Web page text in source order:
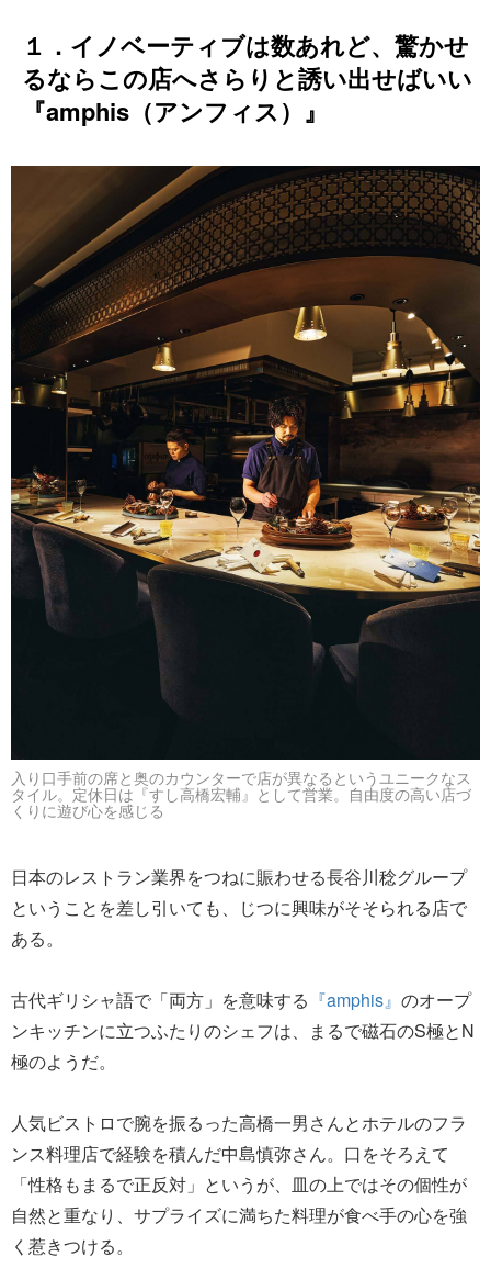
１．イノベーティブは数あれど、驚かせ
るならこの店へさらりと誘い出せばいい
『amphis（アンフィス）』
入り口手前の席と奥のカウンターで店が異なるというユニークなス
タイル。定休日は『すし高橋宏輔』として営業。自由度の高い店づ
くりに遊び心を感じる
日本のレストラン業界をつねに賑わせる長谷川稔グループ
ということを差し引いても、じつに興味がそそられる店で
ある。
古代ギリシャ語で「両方」を意味する 『amphis』 のオープ
ンキッチンに立つふたりのシェフは、まるで磁石のS極とN
極のようだ。
人気ビストロで腕を振るった高橋一男さんとホテルのフラ
ンス料理店で経験を積んだ中島慎弥さん。口をそろえて
「性格もまるで正反対」というが、皿の上ではその個性が
自然と重なり、サプライズに満ちた料理が食べ手の心を強
く惹きつける。